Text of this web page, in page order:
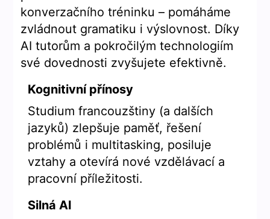
konverzačního tréninku – pomáháme
zvládnout gramatiku i výslovnost. Díky
AI tutorům a pokročilým technologiím
své dovednosti zvyšujete efektivně.
Kognitivní přínosy
Studium francouzštiny (a dalších
jazyků) zlepšuje paměť, řešení
problémů i multitasking, posiluje
vztahy a otevírá nové vzdělávací a
pracovní příležitosti.
Silná AI